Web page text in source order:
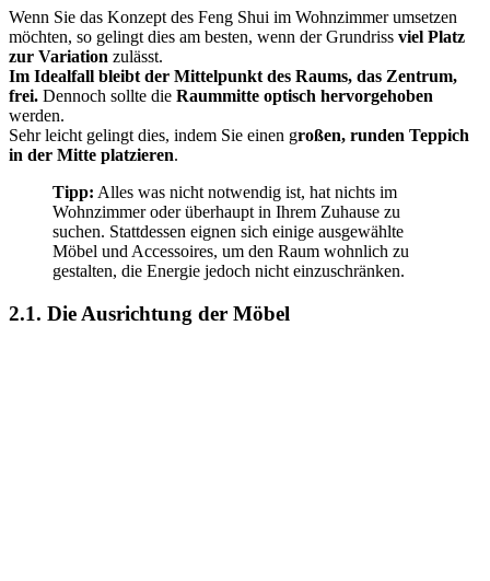
Wenn Sie das Konzept des Feng Shui im Wohnzimmer umsetzen
möchten, so gelingt dies am besten, wenn der Grundriss viel Platz
zur Variation zulässt.
Im Idealfall bleibt der Mittelpunkt des Raums, das Zentrum,
frei. Dennoch sollte die Raummitte optisch hervorgehoben
werden.
Sehr leicht gelingt dies, indem Sie einen großen, runden Teppich
in der Mitte platzieren.
Tipp: Alles was nicht notwendig ist, hat nichts im
Wohnzimmer oder überhaupt in Ihrem Zuhause zu
suchen. Stattdessen eignen sich einige ausgewählte
Möbel und Accessoires, um den Raum wohnlich zu
gestalten, die Energie jedoch nicht einzuschränken.
2.1. Die Ausrichtung der Möbel